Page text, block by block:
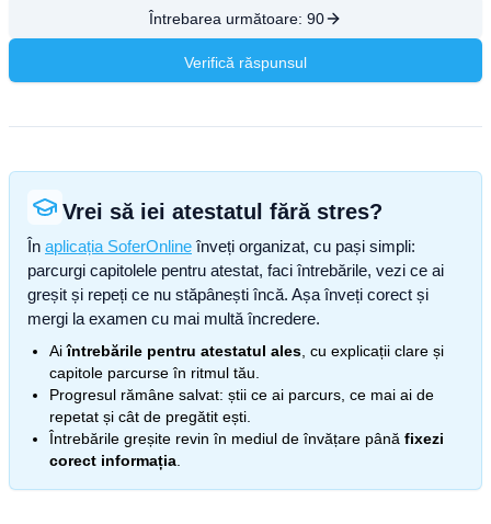
Întrebarea următoare: 90
Verifică răspunsul
Vrei să iei atestatul fără stres?
În aplicația SoferOnline înveți organizat, cu pași simpli:
parcurgi capitolele pentru atestat, faci întrebările, vezi ce ai
greșit și repeți ce nu stăpânești încă. Așa înveți corect și
mergi la examen cu mai multă încredere.
Aiîntrebările pentru atestatul ales , cu explicații clare și
capitole parcurse în ritmul tău.
Progresul rămâne salvat: știi ce ai parcurs, ce mai ai de
repetat și cât de pregătit ești.
Întrebările greșite revin în mediul de învățare până fixezi
corect informația